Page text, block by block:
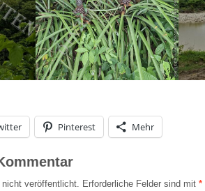
Pinterest Mehr
veröffentlicht. Erforderliche Felder sind mit *